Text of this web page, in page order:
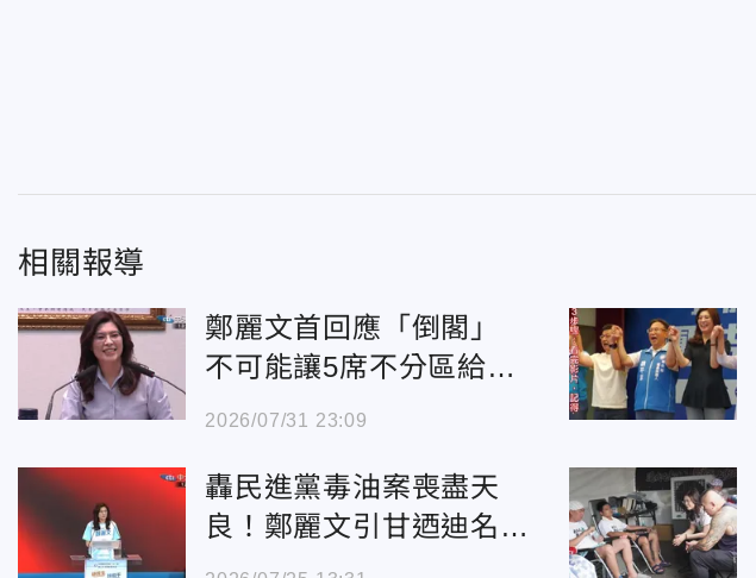
相關報導
鄭麗文首回應「倒閣」
不可能讓5席不分區給民
眾黨
2026/07/31 23:09
轟民進黨毒油案喪盡天
良！鄭麗文引甘迺迪名言
高喊：大家今晚凱道見